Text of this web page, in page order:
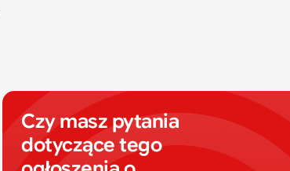
Czy masz pytania
dotyczące tego